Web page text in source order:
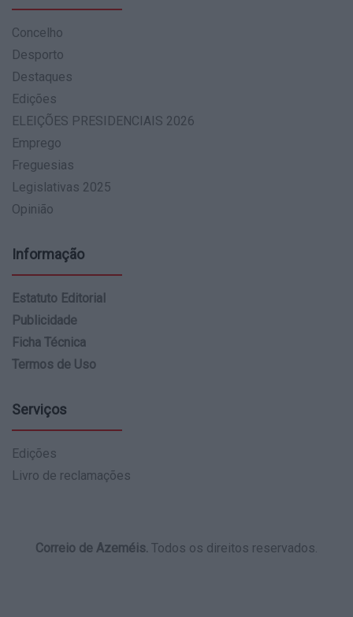
Concelho
Desporto
Destaques
Edições
ELEIÇÕES PRESIDENCIAIS 2026
Emprego
Freguesias
Legislativas 2025
Opinião
Informação
Estatuto Editorial
Publicidade
Ficha Técnica
Termos de Uso
Serviços
Edições
Livro de reclamações
Correio de Azeméis. Todos os direitos reservados.